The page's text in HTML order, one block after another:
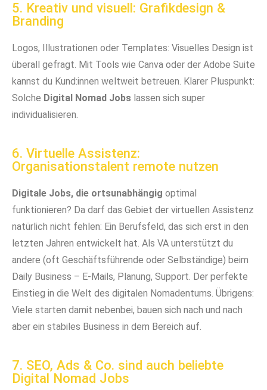
5. Kreativ und visuell: Grafikdesign &
Branding
Logos, Illustrationen oder Templates: Visuelles Design ist
überall gefragt. Mit Tools wie Canva oder der Adobe Suite
kannst du Kund:innen weltweit betreuen. Klarer Pluspunkt:
Solche Digital Nomad Jobs lassen sich super
individualisieren.
6. Virtuelle Assistenz:
Organisationstalent remote nutzen
Digitale Jobs, die ortsunabhängig optimal
funktionieren? Da darf das Gebiet der virtuellen Assistenz
natürlich nicht fehlen: Ein Berufsfeld, das sich erst in den
letzten Jahren entwickelt hat. Als VA unterstützt du
andere (oft Geschäftsführende oder Selbständige) beim
Daily Business – E-Mails, Planung, Support. Der perfekte
Einstieg in die Welt des digitalen Nomadentums. Übrigens:
Viele starten damit nebenbei, bauen sich nach und nach
aber ein stabiles Business in dem Bereich auf.
7. SEO, Ads & Co. sind auch beliebte
Digital Nomad Jobs